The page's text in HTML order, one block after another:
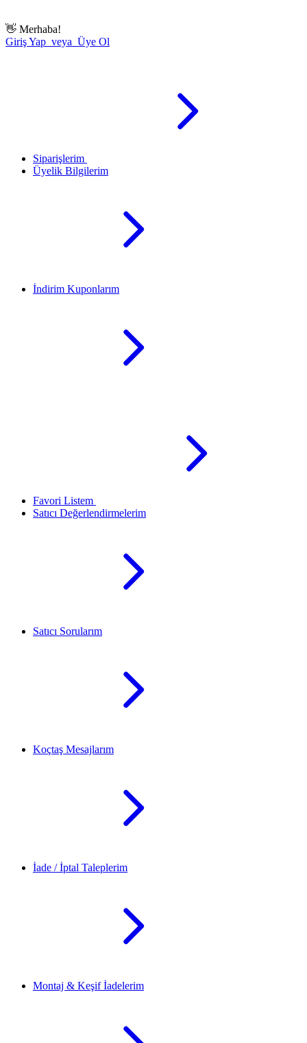
👋 Merhaba!
Giriş Yap veya Üye Ol
Siparişlerim
Üyelik Bilgilerim
İndirim Kuponlarım
Favori Listem
Satıcı Değerlendirmelerim
Satıcı Sorularım
Koçtaş Mesajlarım
İade / İptal Taleplerim
Montaj & Keşif İadelerim